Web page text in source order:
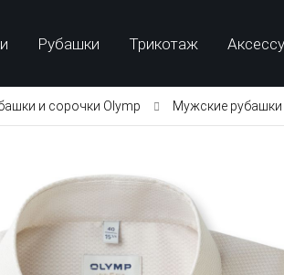
Рубашки Трикотаж
и сорочки Olymp Мужские